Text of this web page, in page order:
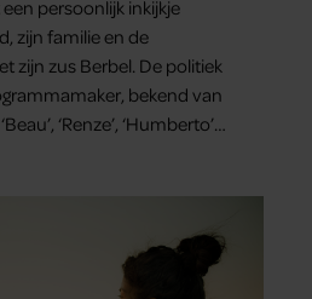
persoonlijk inkijkje
zijn familie en de
zijn zus Berbel. De politiek
bekend van
‘Renze’, ‘Humberto’